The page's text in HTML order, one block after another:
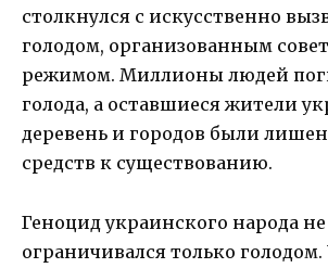
столкнулся с искусственно
голодом, организованным
режимом. Миллионы людей
голода, а оставшиеся жители
деревень и городов были
средств к существованию.
Геноцид украинского народа не
ограничивался только